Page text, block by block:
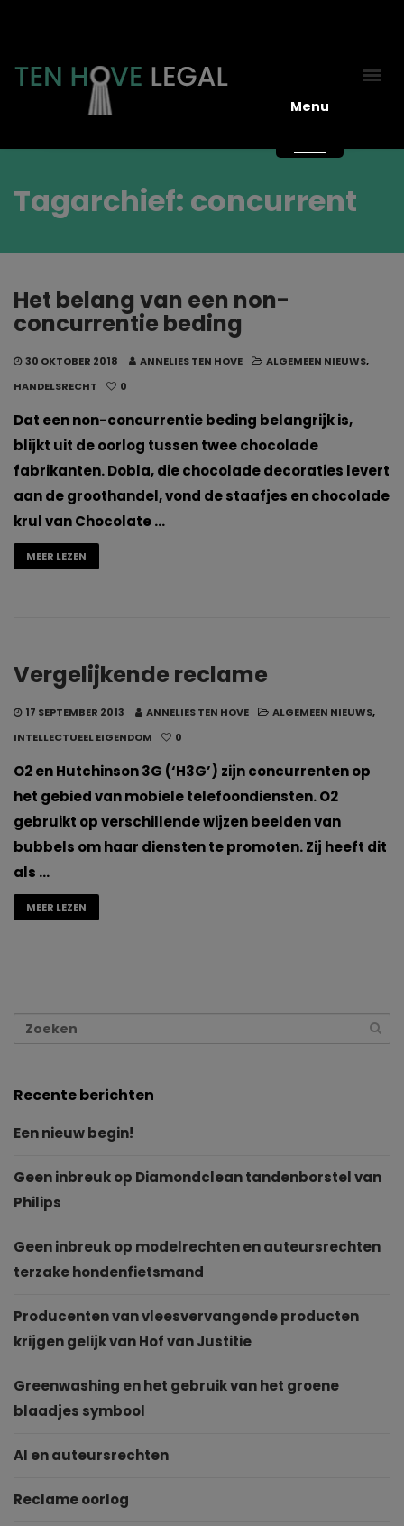
Tagarchief: concurrent
Het belang van een non-
concurrentie beding
30 OKTOBER 2018 ANNELIES TEN HOVE ALGEMEEN NIEUWS,
HANDELSRECHT
0
Dat een non-concurrentie beding belangrijk is,
blijkt uit de oorlog tussen twee chocolade
fabrikanten. Dobla, die chocolade decoraties levert
aan de groothandel, vond de staafjes en chocolade
krul van Chocolate …
MEER LEZEN
Vergelijkende reclame
17 SEPTEMBER 2013 ANNELIES TEN HOVE ALGEMEEN NIEUWS,
INTELLECTUEEL EIGENDOM
0
O2 en Hutchinson 3G (‘H3G’) zijn concurrenten op
het gebied van mobiele telefoondiensten. O2
gebruikt op verschillende wijzen beelden van
bubbels om haar diensten te promoten. Zij heeft dit
als …
MEER LEZEN
Recente berichten
Een nieuw begin!
Geen inbreuk op Diamondclean tandenborstel van
Philips
Geen inbreuk op modelrechten en auteursrechten
terzake hondenfietsmand
Producenten van vleesvervangende producten
krijgen gelijk van Hof van Justitie
Greenwashing en het gebruik van het groene
blaadjes symbool
AI en auteursrechten
Reclame oorlog
Menu